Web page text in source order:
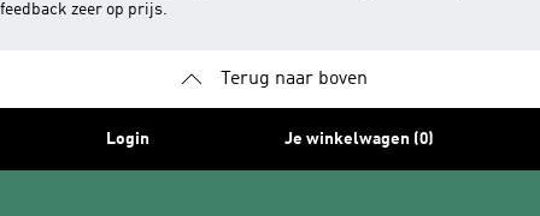
feedback zeer op prijs.
Terug naar boven
Login Je winkelwagen (0)